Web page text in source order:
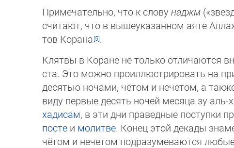
Примечательно, что к слову наджм
считают, что в вышеуказанном аяте
тов Корана
.
Клятвы в Коране не только отличаются
ста. Это можно проиллюстрировать на
десятью ночами, чётом и нечетом, а
виду первые десять ночей месяца зу
хадисам, в эти дни праведные поступки
посте и молитве. Конец этой декады
чётом и нечетом подразумеваются